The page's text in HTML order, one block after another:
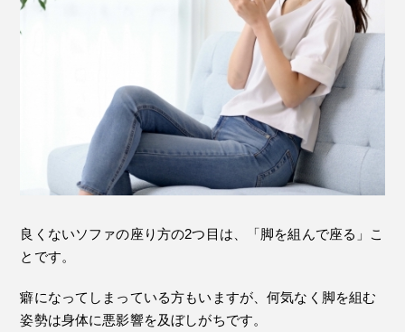
良くないソファの座り方の2つ目は、「脚を組んで座る」こ
とです。
癖になってしまっている方もいますが、何気なく脚を組む
姿勢は身体に悪影響を及ぼしがちです。